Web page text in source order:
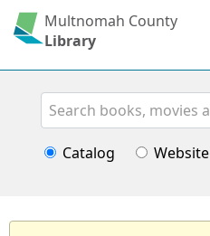
Multnomah County
Library
Search
Catalog Website